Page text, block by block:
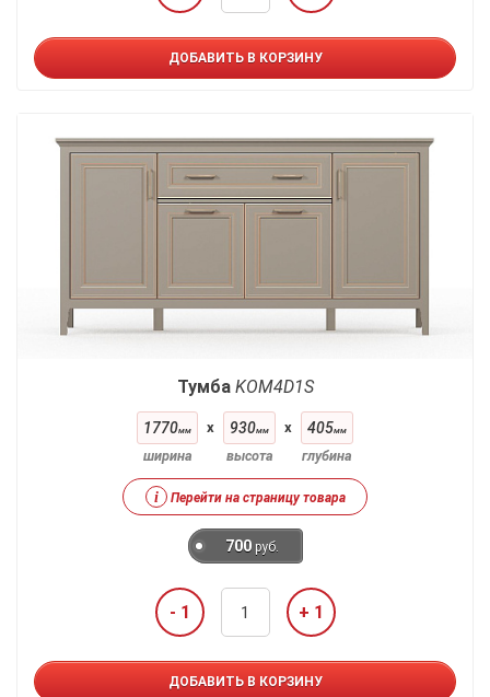
ДОБАВИТЬ В КОРЗИНУ
Тумба KOM4D1S
1770мм
ширина
x 930мм
высота
x 405мм
глубина
i Перейти на страницу товара
700 руб.
- 1 + 1
ДОБАВИТЬ В КОРЗИНУ